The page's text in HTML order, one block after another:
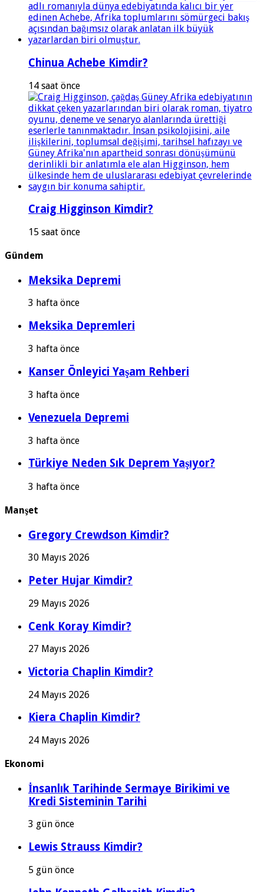
Chinua Achebe Kimdir?
14 saat önce
Craig Higginson Kimdir?
15 saat önce
Gündem
Meksika Depremi
3 hafta önce
Meksika Depremleri
3 hafta önce
Kanser Önleyici Yaşam Rehberi
3 hafta önce
Venezuela Depremi
3 hafta önce
Türkiye Neden Sık Deprem Yaşıyor?
3 hafta önce
Manşet
Gregory Crewdson Kimdir?
30 Mayıs 2026
Peter Hujar Kimdir?
29 Mayıs 2026
Cenk Koray Kimdir?
27 Mayıs 2026
Victoria Chaplin Kimdir?
24 Mayıs 2026
Kiera Chaplin Kimdir?
24 Mayıs 2026
Ekonomi
İnsanlık Tarihinde Sermaye Birikimi ve
Kredi Sisteminin Tarihi
3 gün önce
Lewis Strauss Kimdir?
5 gün önce